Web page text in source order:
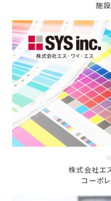
施
株式会社エ
コーポ